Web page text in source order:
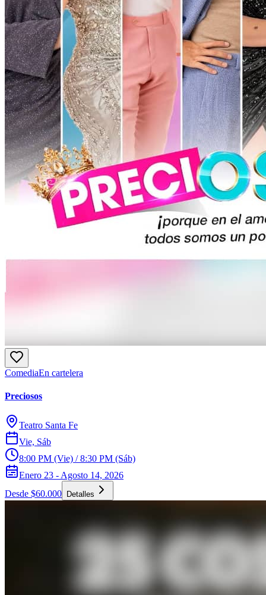
ComediaEn cartelera
Preciosos
Teatro Santa Fe
Vie, Sáb
8:00 PM (Vie) / 8:30 PM (Sáb)
Enero 23 - Agosto 14, 2026
Desde $60.000
Detalles